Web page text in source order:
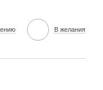
В желания